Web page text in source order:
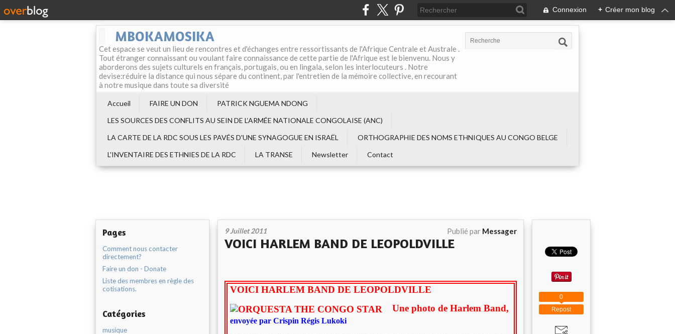
Connexion + Créer mon blog
MBOKAMOSIKA
Cet espace se veut un lieu de rencontres et d'échanges entre ressortissants de l'Afrique Centrale et Australe .
Tout étranger connaissant ou voulant faire connaissance de cette partie de l'Afrique est le bienvenu. Nous y
aborderons des sujets culturels en français, portugais, ou en lingala, selon les interlocuteurs . Notre
devise:réduire la distance qui nous sépare du continent, par l'entretien de la mémoire collective, en recourant
à notre musique dans toute sa diversité
Accueil FAIRE UN DON
PATRICK NGUEMA NDONG
LES SOURCES DES CONFLITS AU SEIN DE L‘ARMÉE NATIONALE CONGOLAISE (ANC)
LA CARTE DE LA RDC SOUS LES PAVÉS D'UNE SYNAGOGUE EN ISRAËL
ORTHOGRAPHIE DES NOMS ETHNIQUES AU CONGO BELGE
L'INVENTAIRE DES ETHNIES DE LA RDC
LA TRANSE Newsletter Contact
Pages
Comment nous contacter
directement?
Faire un don - Donate
Liste des membres en règle des
cotisations.
Catégories
musique
9 Juillet 2011 Publié par Messager
VOICI HARLEM BAND DE LEOPOLDVILLE
VOICI HARLEM BAND DE LEOPOLDVILLE
Une photo de Harlem Band,
envoyée par Crispin Régis Lukoki
Repost
0